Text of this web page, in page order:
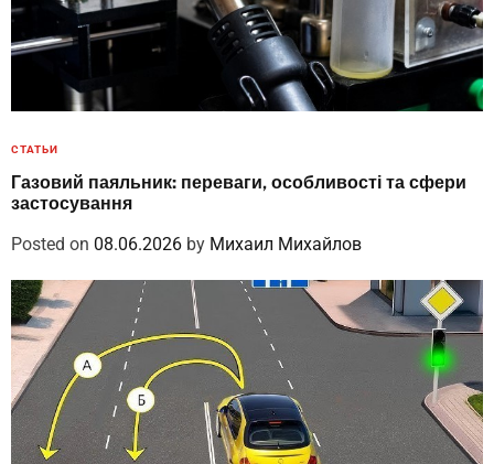
СТАТЬИ
Газовий паяльник: переваги, особливості та сфери
застосування
Posted on 08.06.2026 by Михаил Михайлов